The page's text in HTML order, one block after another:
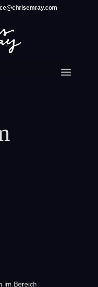
im Bereich